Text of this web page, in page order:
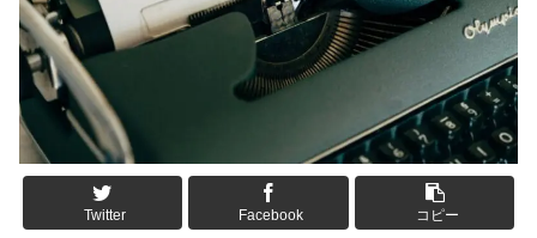
Twitter Facebook コピー